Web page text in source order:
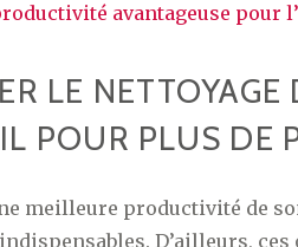
avantageuse pour
LE
POUR PLUS DE
meilleure productivité de
D’ailleurs,